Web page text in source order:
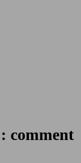
comment